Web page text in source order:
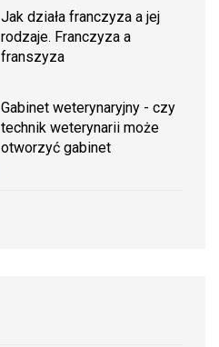
Jak działa franczyza a jej
rodzaje. Franczyza a
franszyza
Gabinet weterynaryjny - czy
technik weterynarii może
otworzyć gabinet